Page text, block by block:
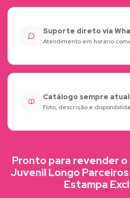
Suporte direto via
Atendimento em horário
Catálogo sempre
Foto, descrição e
Pronto para revender o
Juvenil Longo Parceiros
Estampa